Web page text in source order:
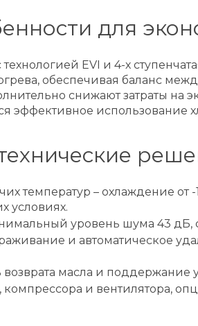
для
EVI и 4-х
обеспечивая баланс
снижают затраты на
эффективное использование
температур – охлаждение от -
условиях.
уровень шума 43 дБ,
и автоматическое
масла и поддержание
и вентилятора,